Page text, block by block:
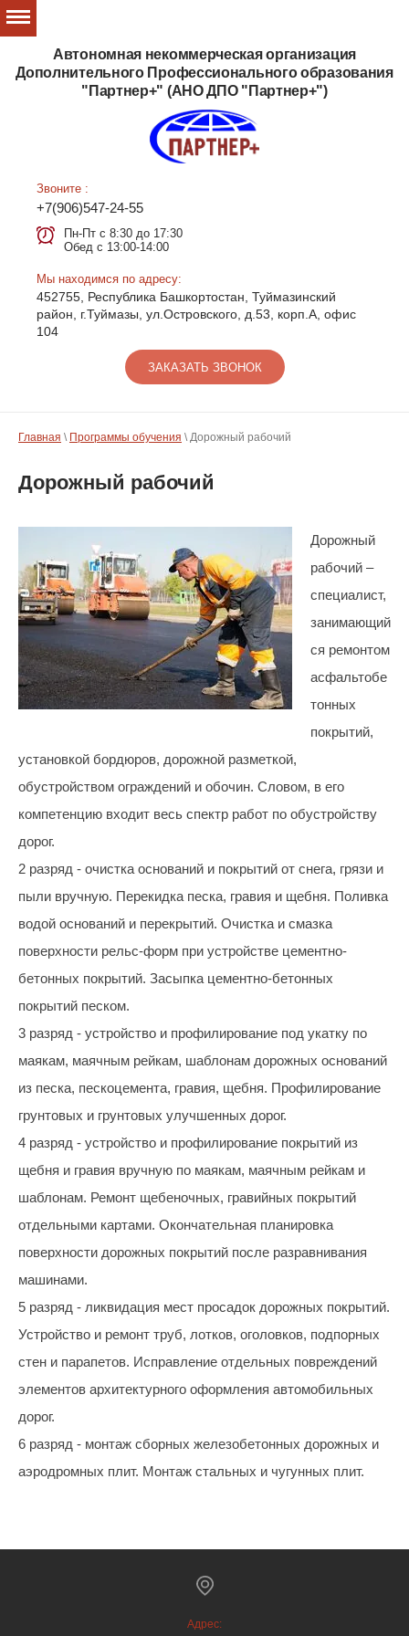
Автономная некоммерческая организация
Дополнительного Профессионального образования
"Партнер+" (АНО ДПО "Партнер+")
Звоните :
+7(906)547-24-55
Пн-Пт с 8:30 до 17:30
Обед с 13:00-14:00
Мы находимся по адресу:
452755, Республика Башкортостан, Туймазинский
район, г.Туймазы, ул.Островского, д.53, корп.А, офис
104
ЗАКАЗАТЬ ЗВОНОК
Главная \ Программы обучения \ Дорожный рабочий
Дорожный рабочий
Дорожный
рабочий –
специалист,
занимающий
ся ремонтом
асфальтобе
тонных
покрытий,
установкой бордюров, дорожной разметкой,
обустройством ограждений и обочин. Словом, в его
компетенцию входит весь спектр работ по обустройству
дорог.
2 разряд - очистка оснований и покрытий от снега, грязи и
пыли вручную. Перекидка песка, гравия и щебня. Поливка
водой оснований и перекрытий. Очистка и смазка
поверхности рельс-форм при устройстве цементно-
бетонных покрытий. Засыпка цементно-бетонных
покрытий песком.
3 разряд - устройство и профилирование под укатку по
маякам, маячным рейкам, шаблонам дорожных оснований
из песка, пескоцемента, гравия, щебня. Профилирование
грунтовых и грунтовых улучшенных дорог.
4 разряд - устройство и профилирование покрытий из
щебня и гравия вручную по маякам, маячным рейкам и
шаблонам. Ремонт щебеночных, гравийных покрытий
отдельными картами. Окончательная планировка
поверхности дорожных покрытий после разравнивания
машинами.
5 разряд - ликвидация мест просадок дорожных покрытий.
Устройство и ремонт труб, лотков, оголовков, подпорных
стен и парапетов. Исправление отдельных повреждений
элементов архитектурного оформления автомобильных
дорог.
6 разряд - монтаж сборных железобетонных дорожных и
аэродромных плит. Монтаж стальных и чугунных плит.
Адрес: